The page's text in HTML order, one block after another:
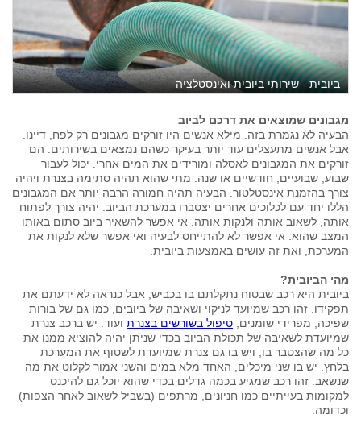
ביובית - שירותי ביובית ואינסטלציה
מגבונים שמוצאים את דרכם לביוב
הבעיה לא נגמרת בזה. מילא אנשים היו זורקים מגבונים רק לפח, דיינו.
אבל אנשים מתעצלים עוד יותר בעיקר כשהם נמצאים בשירותים. הם
זורקים את המגבונים לאסלה ומורידים את המים אחרי. יכול לעבור
שבוע, שבועיים, חודשיים או שנה. מתי שהוא תהיה סתימה בצנרת ויהיה
צורך בהזמנת אינסטלטור. הבעיה תהיה חמורה הרבה יותר אם המגבונים
הללו יחד עם לכלוכים אחרים יצטברו במערכת הביוב. יהיה צורך לפתוח
אותה, לשאוב אותה ולנקות אותה. אי אפשר להשאיר ביוב סתום באותו
המצב שהוא. אי אפשר לא להתייחס לבעיה ואי אפשר שלא לנקות את
המערכת, ואת זה עושים באמצעות ביובית.
מהי הביובית?
ביובית היא רכב שבטוח נתקלתם בו בכביש, אבל כנראה לא ידעתם את
תפקידו. זהו רכב שמיועד לניקוי ושאיבה של ביובים, כמו גם של בורות
שפיכה, מפרידי שומנים, טיפול בשורשים בצנרת ועוד. יש ברכב צנרת
שמיועדת לשאיבה של תכולת הביוב בכדי שניתן יהיה להוציא ממנו את
כל מה שהצטבר בו, ויש בו גם צנרת שמיועדת לשטוף את המערכת
בלחץ. יש בו שני מיכלים, האחד מלא במים והשני אמור לקלוט את מה
שנשאב. זהו רכב שמגיע בכמה גדלים בכדי שהוא יוכל גם להיכנס
למקומות בעייתיים כמו חניונים, מרתפים (בשביל לשאוב לאחר הצפות)
וכדומה.